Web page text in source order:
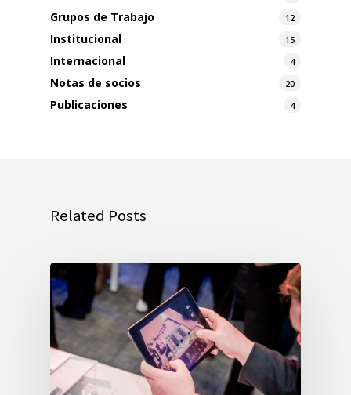
Grupos de Trabajo 12
Institucional 15
Internacional 4
Notas de socios 20
Publicaciones 4
Related Posts